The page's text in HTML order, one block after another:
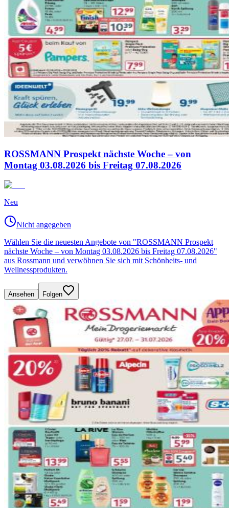
ROSSMANN Prospekt nächste Woche – von
Montag 03.08.2026 bis Freitag 07.08.2026
Neu
Nicht angegeben
Wählen Sie die neuesten Angebote von "ROSSMANN Prospekt
nächste Woche – von Montag 03.08.2026 bis Freitag 07.08.2026"
aus Rossmann und verwöhnen Sie sich mit Schönheits- und
Wellnessprodukten.
Ansehen Folgen